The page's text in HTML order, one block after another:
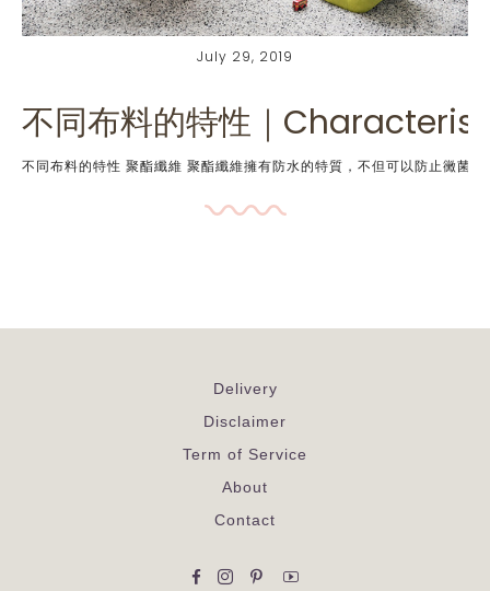
July 29, 2019
不同布料的特性｜
不同布料的特性 聚酯纖維 聚酯纖維擁有防水的特質，不但可以防止黴菌
Delivery
Disclaimer
Term of Service
About
Contact
FacebookInstagram
PinterestYouTube